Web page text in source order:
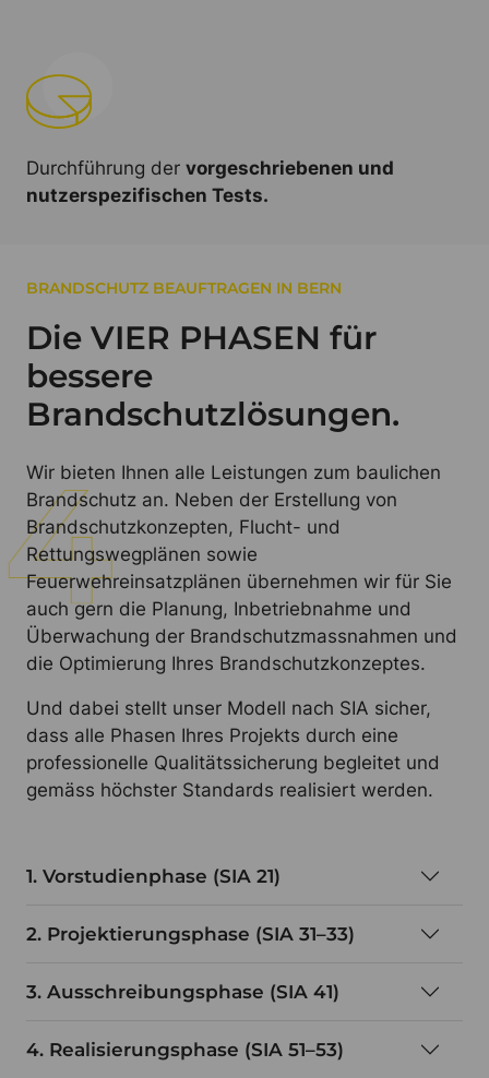
Durchführung der vorgeschriebenen und
nutzerspezifischen Tests.
BRANDSCHUTZ BEAUFTRAGEN IN BERN
Die VIER PHASEN für
bessere
Brandschutzlösungen.
Wir bieten Ihnen alle Leistungen zum baulichen
Brandschutz an. Neben der Erstellung von
Brandschutzkonzepten, Flucht- und
Rettungswegplänen sowie
Feuerwehreinsatzplänen übernehmen wir für Sie
auch gern die Planung, Inbetriebnahme und
Überwachung der Brandschutzmassnahmen und
die Optimierung Ihres Brandschutzkonzeptes.
Und dabei stellt unser Modell nach SIA sicher,
dass alle Phasen Ihres Projekts durch eine
professionelle Qualitätssicherung begleitet und
gemäss höchster Standards realisiert werden.
1. Vorstudienphase (SIA 21)
2. Projektierungsphase (SIA 31–33)
3. Ausschreibungsphase (SIA 41)
4. Realisierungsphase (SIA 51–53)